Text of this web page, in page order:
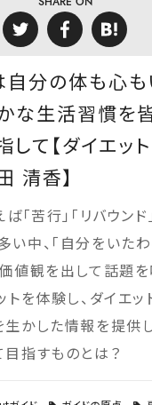
自分の体も心
な生活習慣を
て【ダイエッ
清香】
ば「苦行」「リバウンド
い中、「自分をいた
値観を出して話題
を体験し、ダイエッ
生かした情報を提供
目指すものとは？